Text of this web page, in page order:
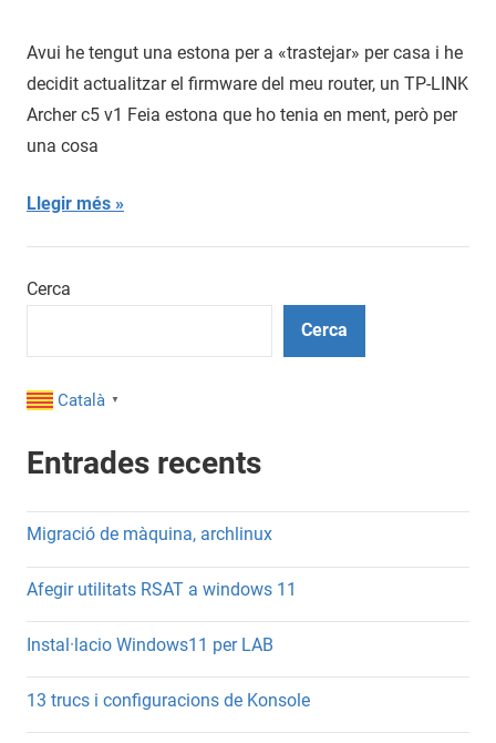
Navas
Avui he tengut una estona per a «trastejar» per casa i he
decidit actualitzar el firmware del meu router, un TP-LINK
Archer c5 v1 Feia estona que ho tenia en ment, però per
una cosa
Llegir més
Cerca
Cerca
Català ▼
Entrades recents
Migració de màquina, archlinux
Afegir utilitats RSAT a windows 11
Instal·lacio Windows11 per LAB
13 trucs i configuracions de Konsole